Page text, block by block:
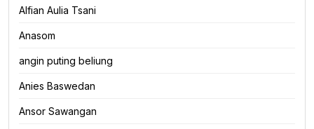
Alfian Aulia Tsani
Anasom
angin puting beliung
Anies Baswedan
Ansor Sawangan